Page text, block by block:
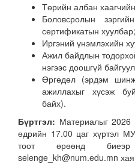
Төрийн албан
Боловсролын
сертификатын хуулбар;
Иргэний үнэмлэхийн
Ажил байдлын
нэгээс доошгүй
Өргөдөл (эрдэм
ажиллахыг хүсэж
байх).
Бүртгэл: Материалыг
өдрийн 17.00 цаг хүртэл
тоот өрөөнд
selenge_kh@num.edu.mn